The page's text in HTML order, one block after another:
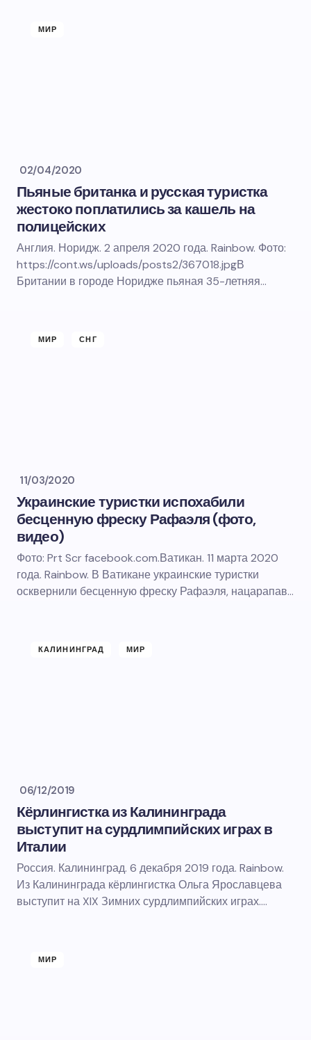
МИР
02/04/2020
Пьяные британка и русская туристка
жестоко поплатились за кашель на
полицейских
Англия. Норидж. 2 апреля 2020 года. Rainbow. Фото:
https://cont.ws/uploads/posts2/367018.jpgВ
Британии в городе Норидже пьяная 35-летняя…
МИР СНГ
11/03/2020
Украинские туристки испохабили
бесценную фреску Рафаэля (фото,
видео)
Фото: Prt Scr facebook.com.Ватикан. 11 марта 2020
года. Rainbow. В Ватикане украинские туристки
осквернили бесценную фреску Рафаэля, нацарапав…
КАЛИНИНГРАД МИР
06/12/2019
Кёрлингистка из Калининграда
выступит на сурдлимпийских играх в
Италии
Россия. Калининград. 6 декабря 2019 года. Rainbow.
Из Калининграда кёрлингистка Ольга Ярославцева
выступит на XIX Зимних сурдлимпийских играх.…
МИР